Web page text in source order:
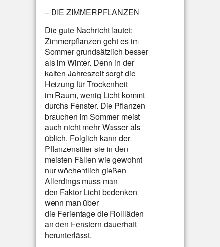
– DIE ZIMMERPFLANZEN
Die gute Nachricht lautet:
Zimmerpflanzen geht es im
Sommer grundsätzlich besser
als im Winter. Denn in der
kalten Jahreszeit sorgt die
Heizung für Trockenheit
im Raum, wenig Licht kommt
durchs Fenster. Die Pflanzen
brauchen im Sommer meist
auch nicht mehr Wasser als
üblich. Folglich kann der
Pflanzensitter sie in den
meisten Fällen wie gewohnt
nur wöchentlich gießen.
Allerdings muss man
den Faktor Licht bedenken,
wenn man über
die Ferientage die Rollläden
an den Fenstern dauerhaft
herunterlässt.